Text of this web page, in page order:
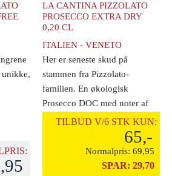
unikke,
LA CANTINA PIZZOLATO
PROSECCO EXTRA DRY
0,20 CL
ITALIEN - VENETO
Her er seneste skud på
stammen fra Pizzolato-
familien. En økologisk
Prosecco DOC med noter af
TILBUD V/6 STK KUN:
65,-
Normalpris: 69,95
SPAR: 29,70